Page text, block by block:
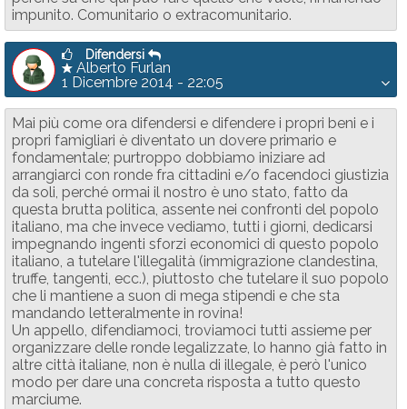
impunito. Comunitario o extracomunitario.
Difendersi
Alberto Furlan
1 Dicembre 2014 - 22:05
Mai più come ora difendersi e difendere i propri beni e i
propri famigliari è diventato un dovere primario e
fondamentale; purtroppo dobbiamo iniziare ad
arrangiarci con ronde fra cittadini e/o facendoci giustizia
da soli, perché ormai il nostro è uno stato, fatto da
questa brutta politica, assente nei confronti del popolo
italiano, ma che invece vediamo, tutti i giorni, dedicarsi
impegnando ingenti sforzi economici di questo popolo
italiano, a tutelare l'illegalità (immigrazione clandestina,
truffe, tangenti, ecc.), piuttosto che tutelare il suo popolo
che li mantiene a suon di mega stipendi e che sta
mandando letteralmente in rovina!
Un appello, difendiamoci, troviamoci tutti assieme per
organizzare delle ronde legalizzate, lo hanno già fatto in
altre città italiane, non è nulla di illegale, è però l'unico
modo per dare una concreta risposta a tutto questo
marciume.